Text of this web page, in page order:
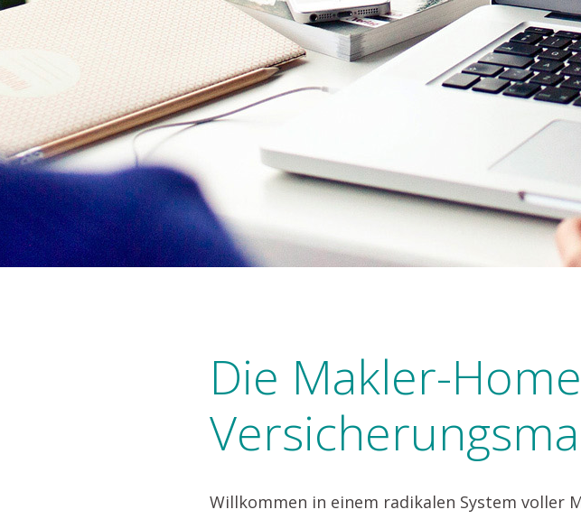
Die Makler-
Willkommen in einem radikalen System voller